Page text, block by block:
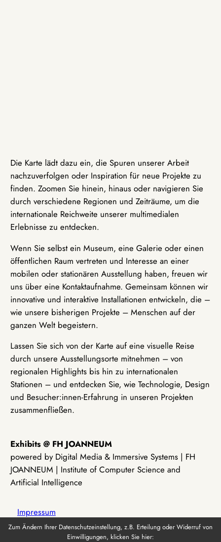
Die Karte lädt dazu ein, die Spuren unserer Arbeit
nachzuverfolgen oder Inspiration für neue Projekte zu
finden. Zoomen Sie hinein, hinaus oder navigieren Sie
durch verschiedene Regionen und Zeiträume, um die
internationale Reichweite unserer multimedialen
Erlebnisse zu entdecken.
Wenn Sie selbst ein Museum, eine Galerie oder einen
öffentlichen Raum vertreten und Interesse an einer
mobilen oder stationären Ausstellung haben, freuen wir
uns über eine Kontaktaufnahme. Gemeinsam können wir
innovative und interaktive Installationen entwickeln, die –
wie unsere bisherigen Projekte – Menschen auf der
ganzen Welt begeistern.
Lassen Sie sich von der Karte auf eine visuelle Reise
durch unsere Ausstellungsorte mitnehmen – von
regionalen Highlights bis hin zu internationalen
Stationen – und entdecken Sie, wie Technologie, Design
und Besucher:innen-Erfahrung in unseren Projekten
zusammenfließen.
Exhibits @ FH JOANNEUM
powered by Digital Media & Immersive Systems | FH
JOANNEUM | Institute of Computer Science and
Artificial Intelligence
Impressum
Zum Ändern Ihrer Datenschutzeinstellung, z.B. Erteilung oder Widerruf von
Einwilligungen, klicken Sie hier: